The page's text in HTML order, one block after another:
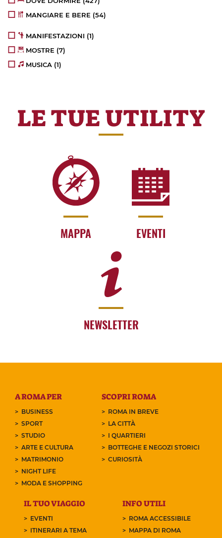
MANGIARE E BERE (54)
MANIFESTAZIONI (1)
MOSTRE (7)
MUSICA (1)
LE TUE UTILITY
MAPPA EVENTI
NEWSLETTER
A ROMA PER
BUSINESS
SPORT
STUDIO
ARTE E CULTURA
MATRIMONIO
NIGHT LIFE
MODA E SHOPPING
SCOPRI ROMA
ROMA IN BREVE
LA CITTÀ
I QUARTIERI
BOTTEGHE E NEGOZI STORICI
CURIOSITÀ
IL TUO VIAGGIO
EVENTI
ITINERARI A TEMA
INFO UTILI
ROMA ACCESSIBILE
MAPPA DI ROMA